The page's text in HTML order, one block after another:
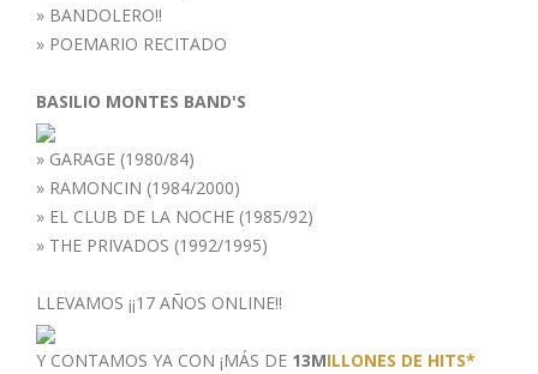
» BANDOLERO!!
» POEMARIO RECITADO
BASILIO MONTES BAND'S
» GARAGE (1980/84)
» RAMONCIN (1984/2000)
» EL CLUB DE LA NOCHE (1985/92)
» THE PRIVADOS (1992/1995)
LLEVAMOS ¡¡17 AÑOS ONLINE!!
Y CONTAMOS YA CON ¡MÁS DE 13MILLONES DE HITS*